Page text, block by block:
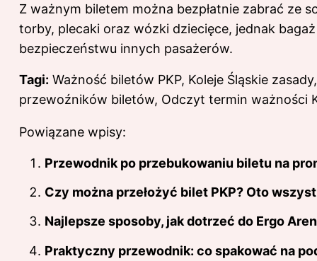
Z ważnym biletem można bezpłatnie zabrać ze
torby, plecaki oraz wózki dziecięce, jednak
bezpieczeństwu innych pasażerów.
Tagi: Ważność biletów PKP, Koleje Śląskie
przewoźników biletów, Odczyt termin ważności
Powiązane wpisy:
Przewodnik po przebukowaniu biletu na
Czy można przełożyć bilet PKP? Oto
Najlepsze sposoby, jak dotrzeć do Ergo
Praktyczny przewodnik: co spakować na